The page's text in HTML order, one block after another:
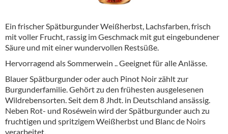
Ein frischer Spätburgunder Weißherbst, Lachsfarben, frisch
mit voller Frucht, rassig im Geschmack mit gut eingebundener
Säure und mit einer wundervollen Restsüße.
Hervorragend als Sommerwein .. Geeignet für alle Anlässe.
Blauer Spätburgunder oder auch Pinot Noir zählt zur
Burgunderfamilie. Gehört zu den frühesten ausgelesenen
Wildrebensorten. Seit dem 8 Jhdt. in Deutschland ansässig.
Neben Rot- und Roséwein wird der Spätburgunder auch zu
fruchtigen und spritzigem Weißherbst und Blanc de Noirs
verarbeitet.